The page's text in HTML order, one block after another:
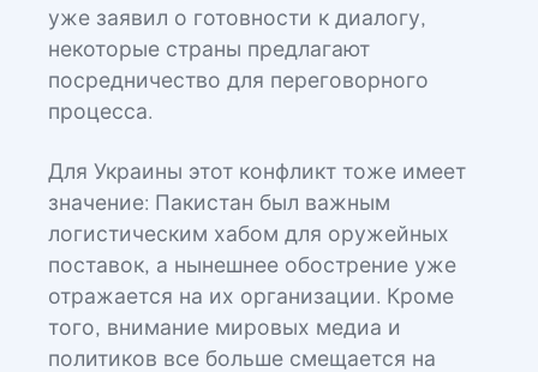
уже заявил о готовности к диалогу,
некоторые страны предлагают
посредничество для переговорного
процесса.
Для Украины этот конфликт тоже имеет
значение: Пакистан был важным
логистическим хабом для оружейных
поставок, а нынешнее обострение уже
отражается на их организации. Кроме
того, внимание мировых медиа и
политиков все больше смещается на